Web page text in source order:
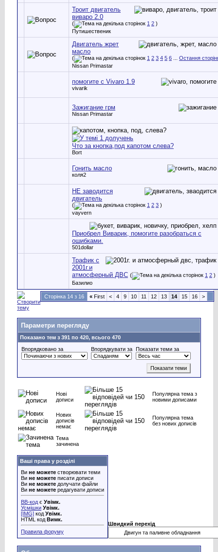
Троит двигатель
виваро 2.0
( 1 2 )
Путишественик
Двигатель жрет
масло
( 1 2 3 4 5 6
Остання
Nissan Primastar
помогите с Vivaro 1.9
vivarik
Зажигание грм
Nissan Primastar
Что за кнопка,под капотом слева?
Bort
Гонить масло
коля2
НЕ заводится
двигатель
( 1 2 3 )
vayvern
Приобрел Виварик, помогите разобраться с
ошибками.
501dollar
Трафик с
2001г.и
атмосферный ДВС ( 1 2 )
Базилио
Сторінка 14 з 16 « First < 4 9 10 11 12 13 14 15 16 >
Параметри перегляду
Показано тем з 391 по 420, всього 470
Впорядковано за
Впорядкувати за Показати теми за
Нові
дописи
Популярна тема з
новими дописами
Нових
дописів
немає
Популярна тема
без нових дописів
Тема
зачинена
Ваші права у розділі
Ви не можете створювати теми
Ви не можете писати дописи
Ви не можете долучати файли
Ви не можете редагувати дописи
BB-код є Увімк.
Усмішки Увімк.
[IMG] код Увімк.
HTML код Вимк.
Правила форуму
Швидкий перехід